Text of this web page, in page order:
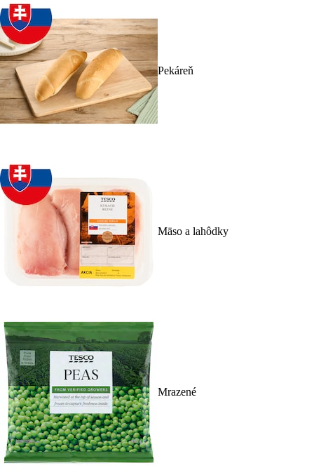
Pekáreň
Mäso a lahôdky
Mrazené